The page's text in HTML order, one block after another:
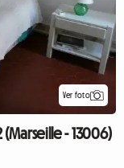
Ver foto
- 13006)